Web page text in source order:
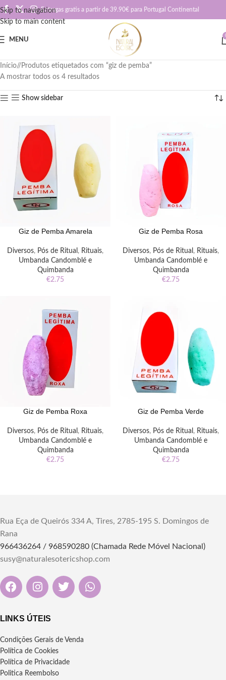
Skip to navigation
Skip to main content
Entregas gratis a partir de 39.90€ para Portugal Continental
MENU
Início/ Produtos etiquetados com “giz de pemba”
A mostrar todos os 4 resultados
Show sidebar
Giz de Pemba Amarela
Diversos, Pós de Ritual , Rituais,
Umbanda Candomblé e
Quimbanda
€2.75
Giz de Pemba Rosa
Diversos, Pós de Ritual , Rituais,
Umbanda Candomblé e
Quimbanda
€2.75
Giz de Pemba Roxa
Diversos, Pós de Ritual , Rituais,
Umbanda Candomblé e
Quimbanda
€2.75
Giz de Pemba Verde
Diversos, Pós de Ritual , Rituais,
Umbanda Candomblé e
Quimbanda
€2.75
Rua Eça de Queirós 334 A, Tires, 2785-195 S. Domingos de
Rana
966436264 / 968590280 (Chamada Rede Móvel Nacional)
susy@naturalesotericshop.com
LINKS ÚTEIS
Condições Gerais de Venda
Política de Cookies
Política de Privacidade
Politica Reembolso